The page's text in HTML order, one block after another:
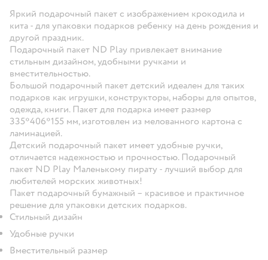
Яркий подарочный пакет с изображением крокодила и
кита - для упаковки подарков ребенку на день рождения и
другой праздник.
Подарочный пакет ND Play привлекает внимание
стильным дизайном, удобными ручками и
вместительностью.
Большой подарочный пакет детский идеален для таких
подарков как игрушки, конструкторы, наборы для опытов,
одежда, книги. Пакет для подарка имеет размер
335*406*155 мм, изготовлен из мелованного картона с
ламинацией.
Детский подарочный пакет имеет удобные ручки,
отличается надежностью и прочностью. Подарочный
пакет ND Play Маленькому пирату - лучший выбор для
любителей морских животных!
Пакет подарочный бумажный – красивое и практичное
решение для упаковки детских подарков.
Стильный дизайн
Удобные ручки
Вместительный размер